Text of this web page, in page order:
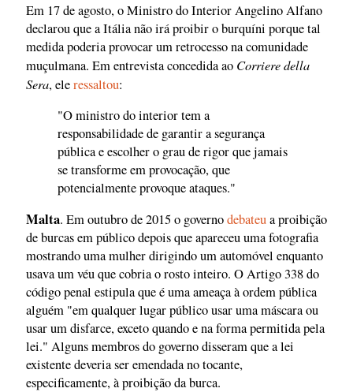
Em 17 de agosto, o Ministro do Interior Angelino Alfano
declarou que a Itália não irá proibir o burquíni porque tal
medida poderia provocar um retrocesso na comunidade
muçulmana. Em entrevista concedida ao Corriere della
Sera, eleressaltou:
"O ministro do interior tem a
responsabilidade de garantir a segurança
pública e escolher o grau de rigor que jamais
se transforme em provocação, que
potencialmente provoque ataques."
Malta. Em outubro de 2015 o governodebateua proibição
de burcas em público depois que apareceu uma fotografia
mostrando uma mulher dirigindo um automóvel enquanto
usava um véu que cobria o rosto inteiro. O Artigo 338 do
código penal estipula que é uma ameaça à ordem pública
alguém "em qualquer lugar público usar uma máscara ou
usar um disfarce, exceto quando e na forma permitida pela
lei." Alguns membros do governo disseram que a lei
existente deveria ser emendada no tocante,
especificamente, à proibição da burca.